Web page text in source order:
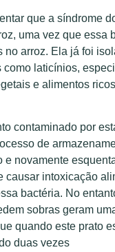
que a síndrome
uma vez que essa
no arroz. Ela já foi
como laticínios,
e alimentos
contaminado por
de
e novamente
causar intoxicação
bactéria. No
sobras geram
quando este prato
duas vezes